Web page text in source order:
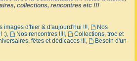
collections, rencontres etc !!!
images d'hier & d'aujourd'hui !!!,
Nos
:), Nos rencontres !!!!,
Collections, troc et
fêtes et dédicaces !!!,
Besoin d'un